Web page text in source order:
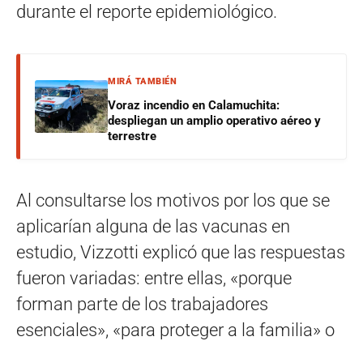
durante el reporte epidemiológico.
MIRÁ TAMBIÉN
Voraz incendio en Calamuchita:
despliegan un amplio operativo aéreo y
terrestre
Al consultarse los motivos por los que se
aplicarían alguna de las vacunas en
estudio, Vizzotti explicó que las respuestas
fueron variadas: entre ellas, «porque
forman parte de los trabajadores
esenciales», «para proteger a la familia» o